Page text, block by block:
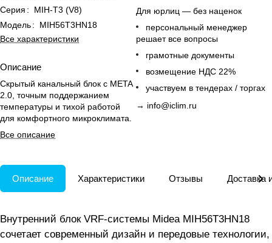
Серия :
MIH-T3 (V8)
Модель:
MIH56T3HN18
Все характеристики
Описание
Скрытый канальный блок с META
2.0, точным поддержанием
температуры и тихой работой
для комфортного микроклимата.
Все описание
Для юрлиц — без наценок
персональный менеджер
решает все вопросы
грамотные документы
возмещение НДС 22%
участвуем в тендерах / торгах
→ info@iclim.ru
Описание Характеристики Отзывы Доставка
Внутренний блок VRF-системы Midea MIH56T3HN18
сочетает современный дизайн и передовые технологии,